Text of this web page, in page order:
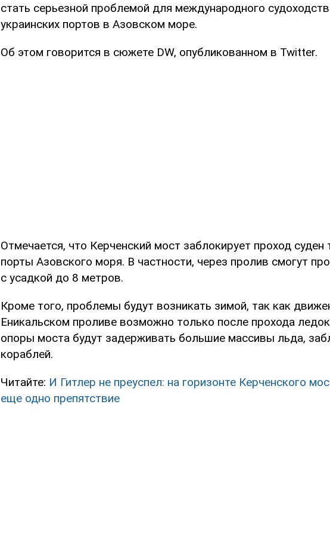
стать серьезной проблемой для международного
украинских портов в Азовском море.
Об этом говорится в сюжете DW, опубликованном в Twitter.
Отмечается, что Керченский мост заблокирует проход суден
порты Азовского моря. В частности, через пролив смогут
с усадкой до 8 метров.
Кроме того, проблемы будут возникать зимой, так как
Еникальском проливе возможно только после прохода
опоры моста будут задерживать большие массивы льда,
кораблей.
Читайте: И Гитлер не преуспел: на горизонте Керченского
еще одно препятствие